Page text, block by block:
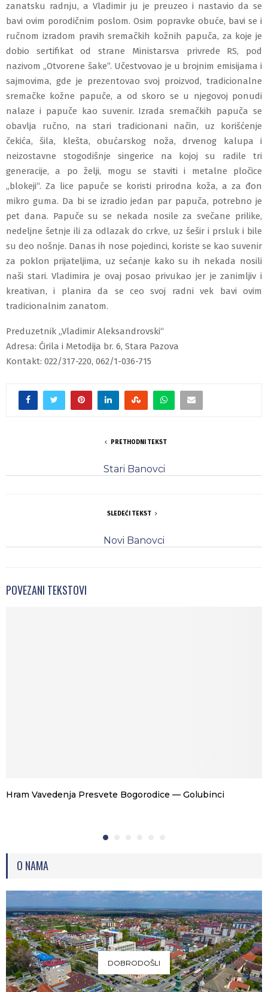
zanatsku radnju, a Vladimir ju je preuzeo i nastavio da se
bavi ovim porodičnim poslom. Osim popravke obuće, bavi se i
ručnom izradom pravih sremačkih kožnih papuča, za koje je
dobio sertifikat od strane Ministarsva privrede RS, pod
nazivom „Otvorene šake”. Učestvovao je u brojnim emisijama i
sajmovima, gde je prezentovao svoj proizvod, tradicionalne
sremačke kožne papuče, a od skoro se u njegovoj ponudi
nalaze i papuče kao suvenir. Izrada sremačkih papuča se
obavlja ručno, na stari tradicionani način, uz korišćenje
čekića, šila, klešta, obućarskog noža, drvenog kalupa i
neizostavne stogodišnje singerice na kojoj su radile tri
generacije, a po želji, mogu se staviti i metalne pločice
„blokeji“. Za lice papuče se koristi prirodna koža, a za đon
mikro guma. Da bi se izradio jedan par papuča, potrebno je
pet dana. Papuče su se nekada nosile za svečane prilike,
nedeljne šetnje ili za odlazak do crkve, uz šešir i prsluk i bile
su deo nošnje. Danas ih nose pojedinci, koriste se kao suvenir
za poklon prijateljima, uz sećanje kako su ih nekada nosili
naši stari. Vladimira je ovaj posao privukao jer je zanimljiv i
kreativan, i planira da se ceo svoj radni vek bavi ovim
tradicionalnim zanatom.
Preduzetnik „Vladimir Aleksandrovski“
Adresa: Ćirila i Metodija br. 6, Stara Pazova
Kontakt: 022/317-220, 062/1-036-715
PRETHODNI TEKST
Stari Banovci
SLEDEĆI TEKST
Novi Banovci
POVEZANI TEKSTOVI
Hram Vavedenja Presvete Bogorodice — Golubinci
O NAMA
DOBRODOŠLI